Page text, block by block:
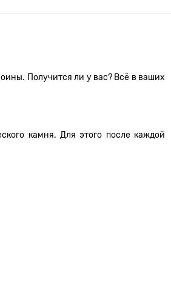
Получится ли у вас? Всё в ваших
камня. Для этого после каждой